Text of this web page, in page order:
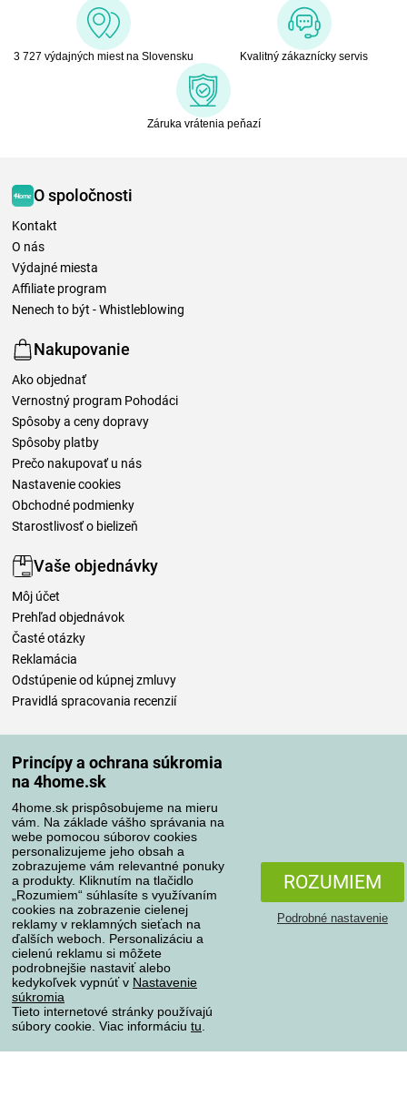
Princípy a ochrana súkromia
na 4home.sk
4home.sk prispôsobujeme na mieru
vám. Na základe vášho správania na
webe pomocou súborov cookies
personalizujeme jeho obsah a
zobrazujeme vám relevantné ponuky
a produkty. Kliknutím na tlačidlo
„Rozumiem“ súhlasíte s využívaním
cookies na zobrazenie cielenej
reklamy v reklamných sieťach na
ďalších weboch. Personalizáciu a
cielenú reklamu si môžete
podrobnejšie nastaviť alebo
kedykoľvek vypnúť v Nastavenie
súkromia
Tieto internetové stránky používajú
súbory cookie. Viac informáciu tu
ROZUMIEM
Podrobné nastavenie
3 727 výdajných miest na Slovensku Kvalitný zákaznícky servis
Záruka vrátenia peňazí
O spoločnosti
Kontakt
O nás
Výdajné miesta
Affiliate program
Nenech to být - Whistleblowing
Nakupovanie
Ako objednať
Vernostný program Pohodáci
Spôsoby a ceny dopravy
Spôsoby platby
Prečo nakupovať u nás
Nastavenie cookies
Obchodné podmienky
Starostlivosť o bielizeň
Vaše objednávky
Môj účet
Prehľad objednávok
Časté otázky
Reklamácia
Odstúpenie od kúpnej zmluvy
Pravidlá spracovania recenzií
Spôsoby platby
Spoľahlivý obchod